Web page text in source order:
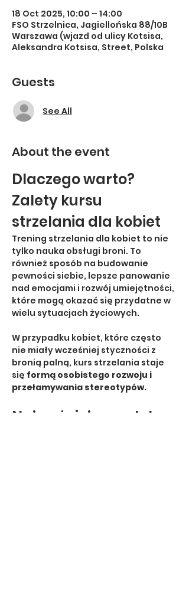
18 Oct 2025, 10:00 – 14:00
FSO Strzelnica, Jagiellońska 88/10B
Warszawa (wjazd od ulicy Kotsisa,
Aleksandra Kotsisa, Street, Polska
Guests
See All
About the event
Dlaczego warto?
Zalety kursu
strzelania dla kobiet
Trening strzelania dla kobiet to nie
tylko nauka obsługi broni. To
również sposób na budowanie
pewności siebie, lepsze panowanie
nad emocjami i rozwój umiejętności,
które mogą okazać się przydatne w
wielu sytuacjach życiowych.
W przypadku kobiet, które często
nie miały wcześniej styczności z
bronią palną, kurs strzelania staje
się formą osobistego rozwoju i
przełamywania stereotypów.
Najważniejsze zalety